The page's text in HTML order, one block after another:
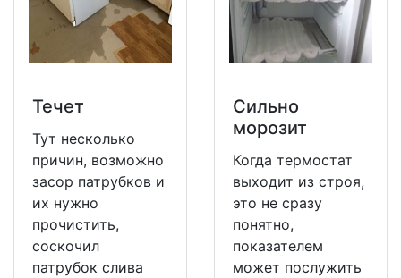
Течет
Тут несколько
причин, возможно
засор патрубков и
их нужно
прочистить,
соскочил
патрубок слива
Сильно
морозит
Когда термостат
выходит из строя,
это не сразу
понятно,
показателем
может послужить